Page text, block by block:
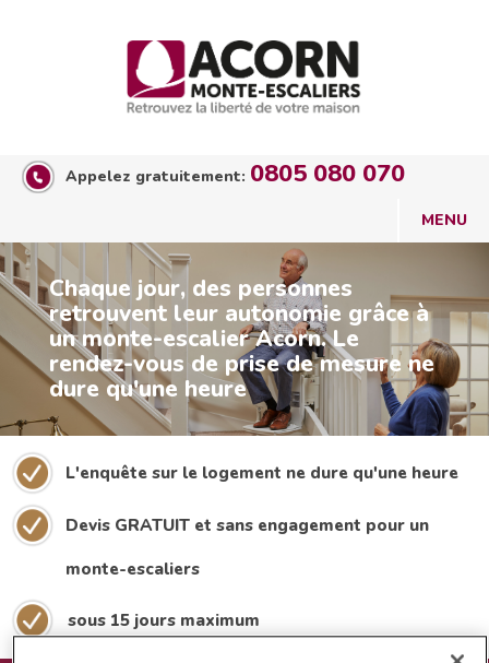
Appelez gratuitement: 0805 080 070
Chaque jour, des personnes
retrouvent leur autonomie grâce à
un monte-escalier Acorn. Le
rendez-vous de prise de mesure ne
dure qu'une heure
L'enquête sur le logement ne dure qu'une heure
Devis GRATUIT et sans engagement pour un
monte-escaliers
sous 15 jours maximum